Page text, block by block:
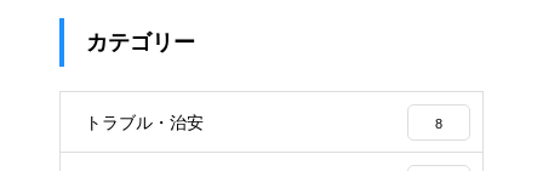
カテゴリー
トラブル・治安 8